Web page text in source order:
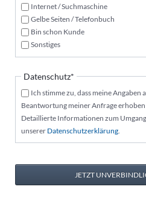
Internet / Suchmaschine
Gelbe Seiten / Telefonbuch
Bin schon Kunde
Sonstiges
Pflichtfeld
Datenschutz*
Ich stimme zu, dass meine
Beantwortung meiner Anfrage
Detaillierte Informationen zum
unserer Datenschutzerklärung.
JETZT